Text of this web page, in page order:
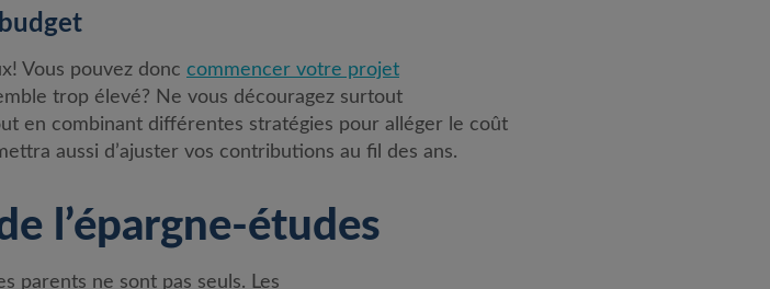
Vous pouvez donc commencer votre projet
trop élevé? Ne vous découragez surtout
en combinant différentes stratégies pour alléger le coût
aussi d’ajuster vos contributions au fil des ans.
l’épargne-études
parents ne sont pas seuls. Les